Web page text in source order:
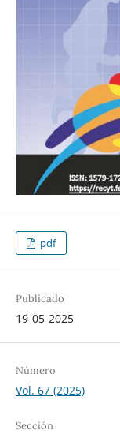
pdf
Publicado
19-05-2025
Número
Vol. 67 (2025)
Sección